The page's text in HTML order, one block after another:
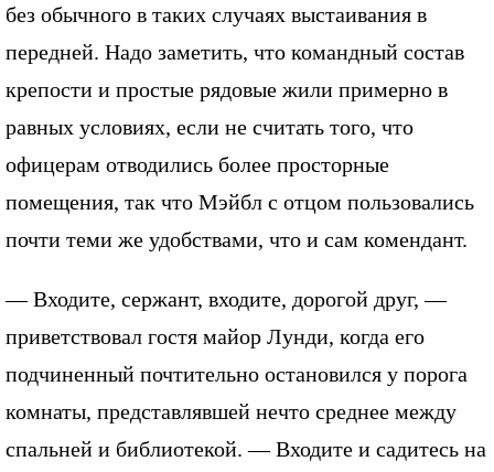
без обычного в таких случаях выстаивания в
передней. Надо заметить, что командный состав
крепости и простые рядовые жили примерно в
равных условиях, если не считать того, что
офицерам отводились более просторные
помещения, так что Мэйбл с отцом пользовались
почти теми же удобствами, что и сам комендант.
— Входите, сержант, входите, дорогой друг, —
приветствовал гостя майор Лунди, когда его
подчиненный почтительно остановился у порога
комнаты, представлявшей нечто среднее между
спальней и библиотекой. — Входите и садитесь на